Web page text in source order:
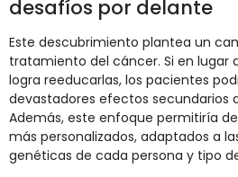
desafíos por delante
Este descubrimiento plantea un
tratamiento del cáncer. Si en lugar
logra reeducarlas, los pacientes
devastadores efectos secundarios
Además, este enfoque permitiría
más personalizados, adaptados a
genéticas de cada persona y tipo